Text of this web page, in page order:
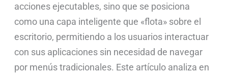
acciones ejecutables, sino que se posiciona
como una capa inteligente que «flota» sobre el
escritorio, permitiendo a los usuarios interactuar
con sus aplicaciones sin necesidad de navegar
por menús tradicionales. Este artículo analiza en